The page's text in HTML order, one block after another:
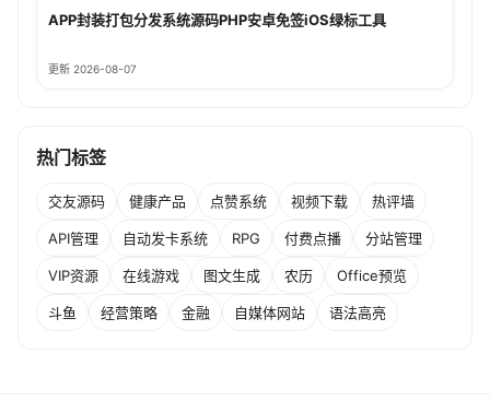
APP封装打包分发系统源码PHP安卓免签iOS绿标工具
更新 2026-08-07
热门标签
交友源码 健康产品 点赞系统 视频下载 热评墙
API管理 自动发卡系统 RPG 付费点播 分站管理
VIP资源 在线游戏 图文生成 农历 Office预览
斗鱼 经营策略 金融 自媒体网站 语法高亮